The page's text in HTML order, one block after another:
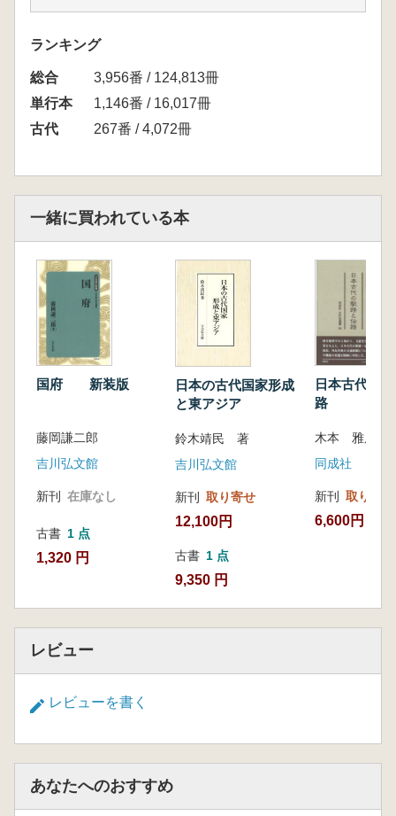
道
終章 武蔵国中・北部における古代官道と鎌倉
街道
ランキング
総合
3,956番 / 124,813冊
単行本
1,146番 / 16,017冊
古代
267番 / 4,072冊
一緒に買われている本
国府 新装版
藤岡謙二郎
吉川弘文館
新刊 在庫なし
古書 1 点
1,320 円
日本の古代国家形成
と東アジア
鈴木靖民 著
吉川弘文館
新刊 取り寄せ
12,100円
古書 1 点
9,350 円
日本古代の
路
木本 雅康 著
同成社
新刊 取り寄せ
6,600円
レビュー
レビューを書く
あなたへのおすすめ